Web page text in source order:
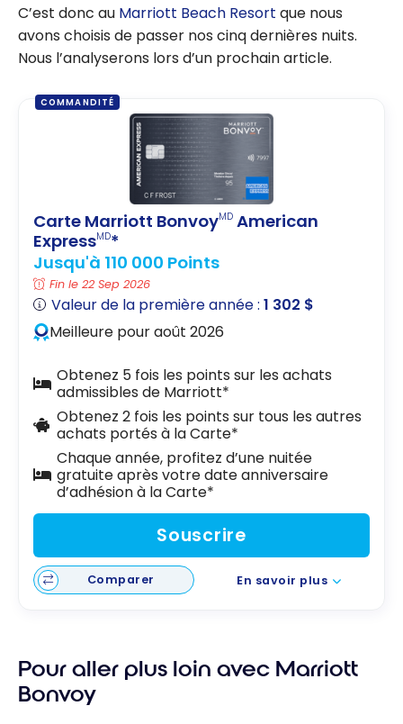
C’est donc au Marriott Beach Resort que nous
avons choisis de passer nos cinq dernières nuits.
Nous l’analyserons lors d’un prochain article.
COMMANDITÉ
Carte Marriott BonvoyMD American
ExpressMD*
Jusqu'à 110 000 Points
Fin le 22 Sep 2026
Valeur de la première année :1 302 $
Meilleure pour août 2026
Obtenez 5 fois les points sur les achats
admissibles de Marriott*
Obtenez 2 fois les points sur tous les autres
achats portés à la Carte*
Chaque année, profitez d’une nuitée
gratuite après votre date anniversaire
d’adhésion à la Carte*
Souscrire
Comparer En savoir plus
Pour aller plus loin avec Marriott
Bonvoy